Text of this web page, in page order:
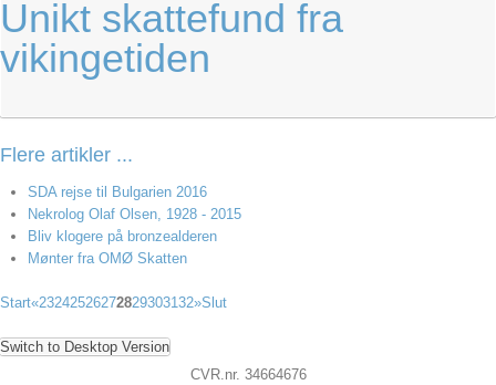
Unikt skattefund fra
vikingetiden
Flere artikler ...
SDA rejse til Bulgarien 2016
Nekrolog Olaf Olsen, 1928 - 2015
Bliv klogere på bronzealderen
Mønter fra OMØ Skatten
Start«23242526272829303132»Slut
Switch to Desktop Version
CVR.nr. 34664676